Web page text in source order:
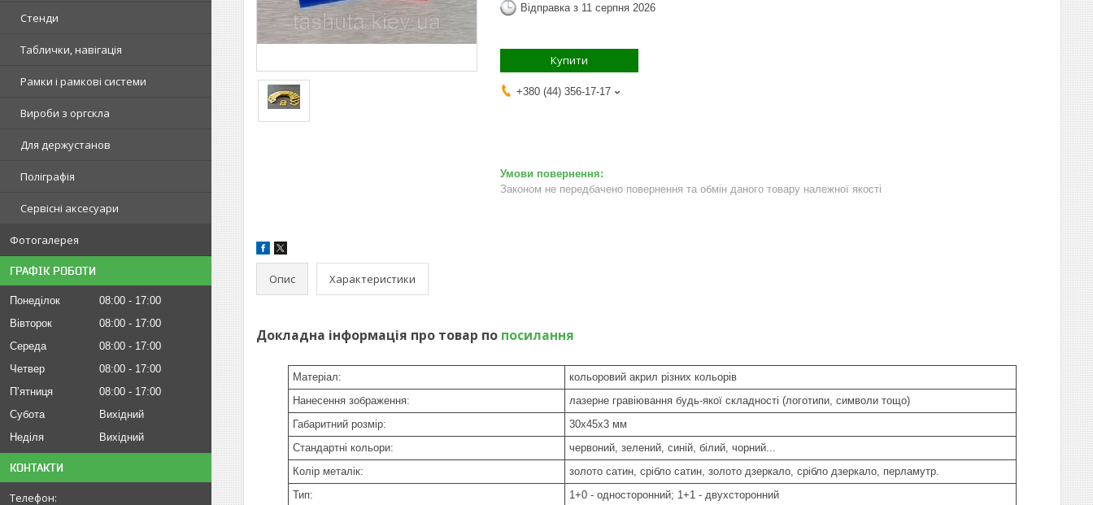
Стенди
Таблички, навігація
Рамки і рамкові системи
Вироби з оргскла
Для держустанов
Поліграфія
Сервісні аксесуари
Фотогалерея
ГРАФІК РОБОТИ
Понеділок 08:00
17:00
Вівторок
08:00
17:00
Середа
08:00
17:00
Четвер
08:00
17:00
Пʼятниця
08:00
17:00
Субота
Вихідний
Неділя
Вихідний
КОНТАКТИ
Відправка з 11 серпня 2026
Купити
+380 (44) 356-17-17
Законом не передбачено повернення та обмін даного товару належної якості
Опис Характеристики
Докладна інформація про товар по посилання
Матеріал:
кольоровий акрил різних кольорів
Нанесення зображення:
лазерне гравіювання будь-якої складності (логотипи, символи тощо)
Габаритний розмір:
30х45х3 мм
Стандартні кольори:
червоний, зелений, синій, білий, чорний...
Колір металік:
золото сатин, срібло сатин, золото дзеркало, срібло дзеркало, перламутр.
Тип:
1+0 - односторонний; 1+1 - двухсторонний